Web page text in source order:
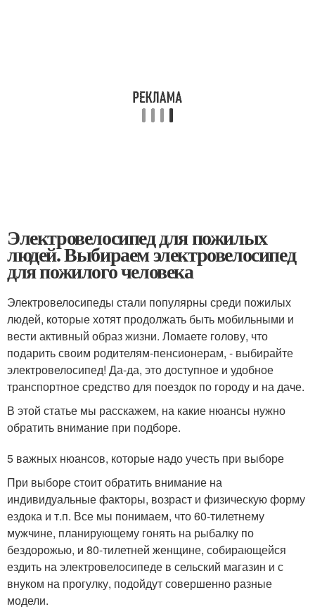
Электровелосипед для пожилых
людей. Выбираем электровелосипед
для пожилого человека
Электровелосипеды стали популярны среди пожилых
людей, которые хотят продолжать быть мобильными и
вести активный образ жизни. Ломаете голову, что
подарить своим родителям-пенсионерам, - выбирайте
электровелосипед! Да-да, это доступное и удобное
транспортное средство для поездок по городу и на даче.
В этой статье мы расскажем, на какие нюансы нужно
обратить внимание при подборе.
5 важных нюансов, которые надо учесть при выборе
При выборе стоит обратить внимание на
индивидуальные факторы, возраст и физическую форму
ездока и т.п. Все мы понимаем, что 60-тилетнему
мужчине, планирующему гонять на рыбалку по
бездорожью, и 80-тилетней женщине, собирающейся
ездить на электровелосипеде в сельский магазин и с
внуком на прогулку, подойдут совершенно разные
модели.